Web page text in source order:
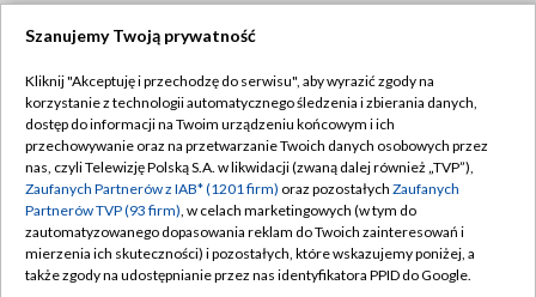
TVP
Abonament TVP
Emisja w TVP
Centrum informacji TVP
Naziemna Telewizja Cyfrowa
Regulamin TVP
Polityka prywatności
Moje zgody
Pomoc
Szanujemy Twoją prywatność
Kliknij "Akceptuję i przechodzę do serwisu", aby wyrazić zgody na
korzystanie z technologii automatycznego śledzenia i zbierania danych,
dostęp do informacji na Twoim urządzeniu końcowym i ich
przechowywanie oraz na przetwarzanie Twoich danych osobowych przez
nas, czyli Telewizję Polską S.A. w likwidacji (zwaną dalej również „TVP”),
Zaufanych Partnerów z IAB* (1201 firm) oraz pozostałych Zaufanych
Partnerów TVP (93 firm), w celach marketingowych (w tym do
zautomatyzowanego dopasowania reklam do Twoich zainteresowań i
mierzenia ich skuteczności) i pozostałych, które wskazujemy poniżej, a
także zgody na udostępnianie przez nas identyfikatora PPID do Google.